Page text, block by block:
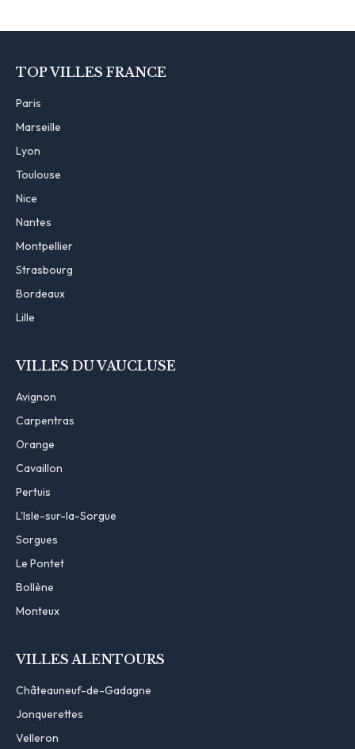
TOP VILLES FRANCE
Paris
Marseille
Lyon
Toulouse
Nice
Nantes
Montpellier
Strasbourg
Bordeaux
Lille
VILLES DU VAUCLUSE
Avignon
Carpentras
Orange
Cavaillon
Pertuis
L'Isle-sur-la-Sorgue
Sorgues
Le Pontet
Bollène
Monteux
VILLES ALENTOURS
Châteauneuf-de-Gadagne
Jonquerettes
Velleron